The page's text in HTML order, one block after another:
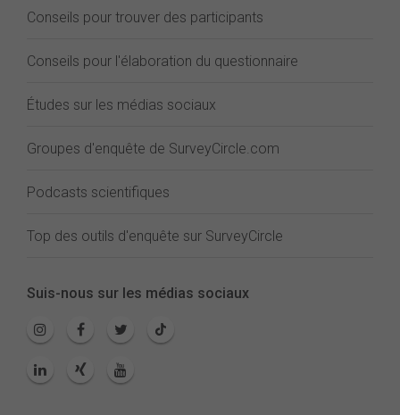
Conseils pour trouver des participants
Conseils pour l'élaboration du questionnaire
Études sur les médias sociaux
Groupes d'enquête de SurveyCircle.com
Podcasts scientifiques
Top des outils d'enquête sur SurveyCircle
Suis-nous sur les médias sociaux